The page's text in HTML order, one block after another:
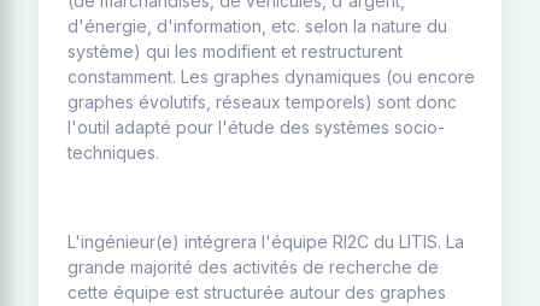
d'énergie, d'information, etc. selon la nature du
système) qui les modifient et restructurent
constamment. Les graphes dynamiques (ou encore
graphes évolutifs, réseaux temporels) sont donc
l'outil adapté pour l'étude des systèmes socio-
techniques.
L'ingénieur(e) intégrera l'équipe RI2C du LITIS. La
grande majorité des activités de recherche de
cette équipe est structurée autour des graphes